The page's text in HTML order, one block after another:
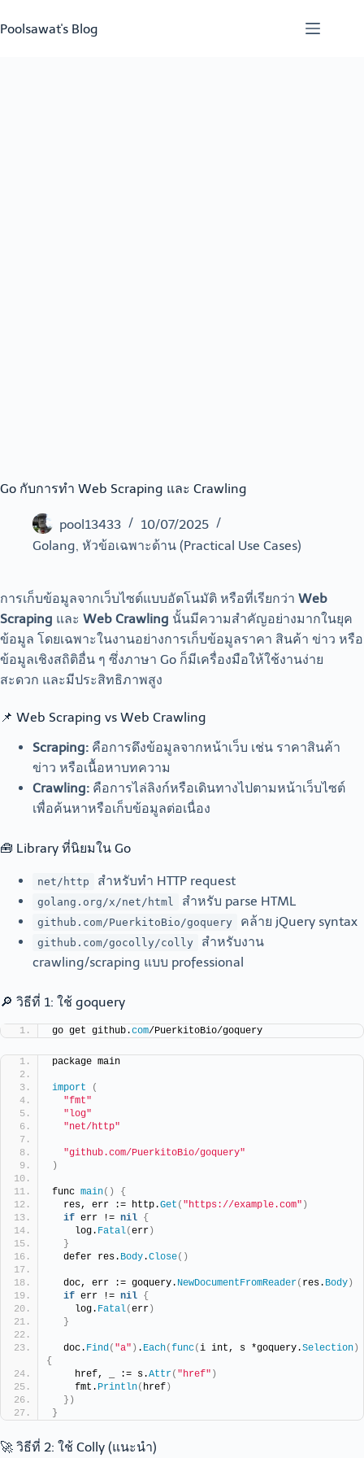
to
content
Poolsawat's Blog
Go กับการทำ Web Scraping และ Crawling
pool13433
10/07/2025
Golang, หัวข้อเฉพาะด้าน (Practical Use Cases)
การเก็บข้อมูลจากเว็บไซต์แบบอัตโนมัติ หรือที่เรียกว่า Web
Scraping และ Web Crawling นั้นมีความสำคัญอย่างมากในยุค
ข้อมูล โดยเฉพาะในงานอย่างการเก็บข้อมูลราคา สินค้า ข่าว หรือ
ข้อมูลเชิงสถิติอื่น ๆ ซึ่งภาษา Go ก็มีเครื่องมือให้ใช้งานง่าย
สะดวก และมีประสิทธิภาพสูง
📌 Web Scraping vs Web Crawling
Scraping: คือการดึงข้อมูลจากหน้าเว็บ เช่น ราคาสินค้า
ข่าว หรือเนื้อหาบทความ
Crawling: คือการไล่ลิงก์หรือเดินทางไปตามหน้าเว็บไซต์
เพื่อค้นหาหรือเก็บข้อมูลต่อเนื่อง
🧰 Library ที่นิยมใน Go
net/http สำหรับทำ HTTP request
golang.org/x/net/html สำหรับ parse HTML
github.com/PuerkitoBio/goquery คล้าย jQuery syntax
github.com/gocolly/colly
สำหรับงาน
crawling/scraping แบบ professional
🔎 วิธีที่ 1: ใช้ goquery
go get github.com/PuerkitoBio/goquery
package main
import
(
"fmt"
"log"
"net/http"
"github.com/PuerkitoBio/goquery"
)
func main()
{
  res, err := http.
Get ( "https://example.com" )
if err != nil {
    log.
Fatal(err )
}
  defer res.
Body.Close()
  doc, err := goquery.
NewDocumentFromReader( res. Body )
if err != nil {
    log.
Fatal(err )
}
  doc.
Find( "a" ) . Each(func(i int, s *goquery.Selection )
{
    href, _ := s.
Attr( "href" )
    fmt.
Println( href )
})
}
🚀 วิธีที่ 2: ใช้ Colly (แนะนำ)